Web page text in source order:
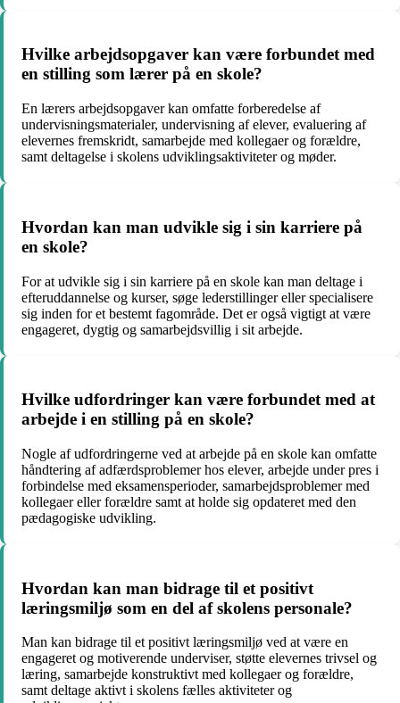
Hvilke arbejdsopgaver kan være forbundet med
en stilling som lærer på en skole?
En lærers arbejdsopgaver kan omfatte forberedelse af
undervisningsmaterialer, undervisning af elever, evaluering af
elevernes fremskridt, samarbejde med kollegaer og forældre,
samt deltagelse i skolens udviklingsaktiviteter og møder.
Hvordan kan man udvikle sig i sin karriere på
en skole?
For at udvikle sig i sin karriere på en skole kan man deltage i
efteruddannelse og kurser, søge lederstillinger eller specialisere
sig inden for et bestemt fagområde. Det er også vigtigt at være
engageret, dygtig og samarbejdsvillig i sit arbejde.
Hvilke udfordringer kan være forbundet med at
arbejde i en stilling på en skole?
Nogle af udfordringerne ved at arbejde på en skole kan omfatte
håndtering af adfærdsproblemer hos elever, arbejde under pres i
forbindelse med eksamensperioder, samarbejdsproblemer med
kollegaer eller forældre samt at holde sig opdateret med den
pædagogiske udvikling.
Hvordan kan man bidrage til et positivt
læringsmiljø som en del af skolens personale?
Man kan bidrage til et positivt læringsmiljø ved at være en
engageret og motiverende underviser, støtte elevernes trivsel og
læring, samarbejde konstruktivt med kollegaer og forældre,
samt deltage aktivt i skolens fælles aktiviteter og